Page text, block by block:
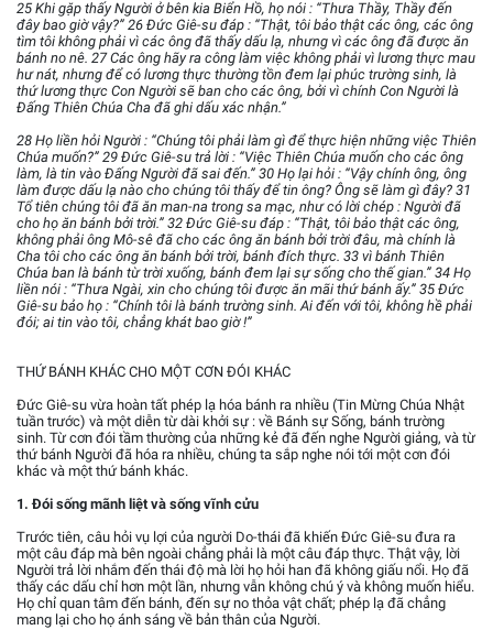
25 Khi gặp thấy Người ở bên kia Biển Hồ, họ nói : “Thưa Thầy, Thầy đến
đây bao giờ vậy?” 26 Đức Giê-su đáp : “Thật, tôi bảo thật các ông, các ông
tìm tôi không phải vì các ông đã thấy dấu lạ, nhưng vì các ông đã được ăn
bánh no nê. 27 Các ông hãy ra công làm việc không phải vì lương thực mau
hư nát, nhưng để có lương thực thường tồn đem lại phúc trường sinh, là
thứ lương thực Con Người sẽ ban cho các ông, bởi vì chính Con Người là
Đấng Thiên Chúa Cha đã ghi dấu xác nhận.”
28 Họ liền hỏi Người : “Chúng tôi phải làm gì để thực hiện những việc Thiên
Chúa muốn?” 29 Đức Giê-su trả lời : “Việc Thiên Chúa muốn cho các ông
làm, là tin vào Đấng Người đã sai đến.” 30 Họ lại hỏi : “Vậy chính ông, ông
làm được dấu lạ nào cho chúng tôi thấy để tin ông? Ông sẽ làm gì đây? 31
Tổ tiên chúng tôi đã ăn man-na trong sa mạc, như có lời chép : Người đã
cho họ ăn bánh bởi trời.” 32 Đức Giê-su đáp : “Thật, tôi bảo thật các ông,
không phải ông Mô-sê đã cho các ông ăn bánh bởi trời đâu, mà chính là
Cha tôi cho các ông ăn bánh bởi trời, bánh đích thực. 33 vì bánh Thiên
Chúa ban là bánh từ trời xuống, bánh đem lại sự sống cho thế gian.” 34 Họ
liền nói : “Thưa Ngài, xin cho chúng tôi được ăn mãi thứ bánh ấy.” 35 Đức
Giê-su bảo họ : “Chính tôi là bánh trường sinh. Ai đến với tôi, không hề phải
đói; ai tin vào tôi, chẳng khát bao giờ !”
THỨ BÁNH KHÁC CHO MỘT CƠN ĐÓI KHÁC
Đức Giê-su vừa hoàn tất phép lạ hóa bánh ra nhiều (Tin Mừng Chúa Nhật
tuần trước) và một diễn từ dài khởi sự : về Bánh sự Sống, bánh trường
sinh. Từ cơn đói tầm thường của những kẻ đã đến nghe Người giảng, và từ
thứ bánh Người đã hóa ra nhiều, chúng ta sắp nghe nói tới một cơn đói
khác và một thứ bánh khác.
1. Đói sống mãnh liệt và sống vĩnh cửu
Trước tiên, câu hỏi vụ lợi của người Do-thái đã khiến Đức Giê-su đưa ra
một câu đáp mà bên ngoài chẳng phải là một câu đáp thực. Thật vậy, lời
Người trả lời nhắm đến thái độ mà lời họ hỏi han đã không giấu nổi. Họ đã
thấy các dấu chỉ hơn một lần, nhưng vẫn không chú ý và không muốn hiểu.
Họ chỉ quan tâm đến bánh, đến sự no thỏa vật chất; phép lạ đã chẳng
mang lại cho họ ánh sáng về bản thân của Người.